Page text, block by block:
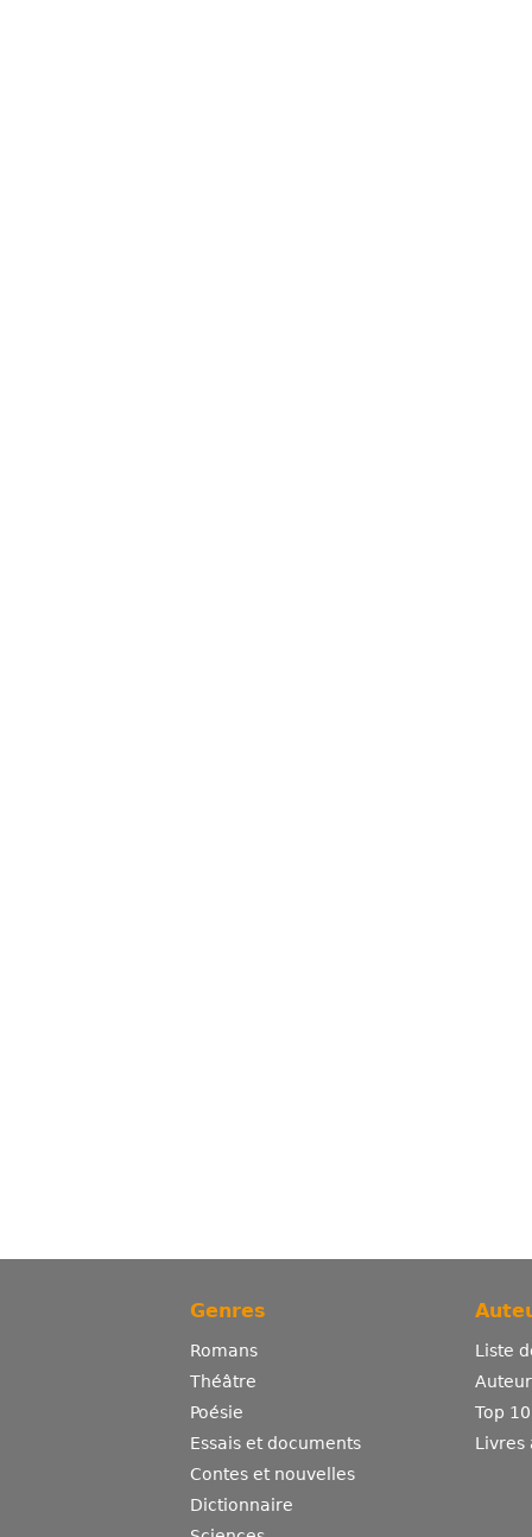
Genres
Romans
Théâtre
Poésie
Essais et documents
Contes et nouvelles
Dictionnaire
Liste
Top
Livres